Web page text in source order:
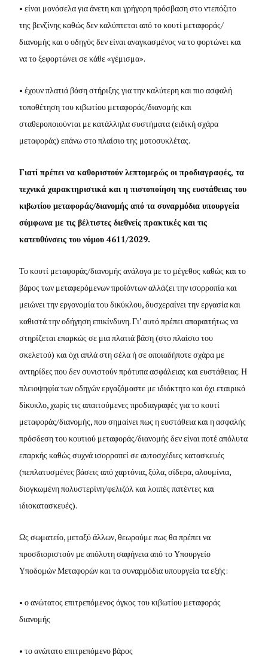
• είναι μονόσελα για άνετη και γρήγορη πρόσβαση στο ντεπόζιτο
της βενζίνης καθώς δεν καλύπτεται από το κουτί μεταφοράς/
διανομής και ο οδηγός δεν είναι αναγκασμένος να το φορτώνει και
να το ξεφορτώνει σε κάθε «γέμισμα».
• έχουν πλατιά βάση στήριξης για την καλύτερη και πιο ασφαλή
τοποθέτηση του κιβωτίου μεταφοράς/διανομής και
σταθεροποιούνται με κατάλληλα συστήματα (ειδική σχάρα
μεταφοράς) επάνω στο πλαίσιο της μοτοσυκλέτας.
Γιατί πρέπει να καθοριστούν λεπτομερώς οι προδιαγραφές, τα
τεχνικά χαρακτηριστικά και η πιστοποίηση της ευστάθειας του
κιβωτίου μεταφοράς/διανομής από τα συναρμόδια υπουργεία
σύμφωνα με τις βέλτιστες διεθνείς πρακτικές και τις
κατευθύνσεις του νόμου 4611/2029.
Το κουτί μεταφοράς/διανομής ανάλογα με το μέγεθος καθώς και το
βάρος των μεταφερόμενων προϊόντων αλλάζει την ισορροπία και
μειώνει την εργονομία του δικύκλου, δυσχεραίνει την εργασία και
καθιστά την οδήγηση επικίνδυνη. Γι’ αυτό πρέπει απαραιτήτως να
στηρίζεται επαρκώς σε μια πλατιά βάση (στο πλαίσιο του
σκελετού) και όχι απλά στη σέλα ή σε οποιαδήποτε σχάρα με
αντηρίδες που δεν συνιστούν πρότυπα ασφάλειας και ευστάθειας. Η
πλειοψηφία των οδηγών εργαζόμαστε με ιδιόκτητο και όχι εταιρικό
δίκυκλο, χωρίς τις απαιτούμενες προδιαγραφές για το κουτί
μεταφοράς/διανομής, που σημαίνει πως η ευστάθεια και η ασφαλής
πρόσδεση του κουτιού μεταφοράς/διανομής δεν είναι ποτέ απόλυτα
επαρκής καθώς συχνά ισορροπεί σε αυτοσχέδιες κατασκευές
(πεπλατυσμένες βάσεις από χαρτόνια, ξύλα, σίδερα, αλουμίνια,
διογκωμένη πολυστερίνη/φελιζόλ και λοιπές πατέντες και
ιδιοκατασκευές).
Ως σωματείο, μεταξύ άλλων, θεωρούμε πως θα πρέπει να
προσδιοριστούν με απόλυτη σαφήνεια από το Υπουργείο
Υποδομών Μεταφορών και τα συναρμόδια υπουργεία τα εξής:
• ο ανώτατος επιτρεπόμενος όγκος του κιβωτίου μεταφοράς
διανομής
• το ανώτατο επιτρεπόμενο βάρος